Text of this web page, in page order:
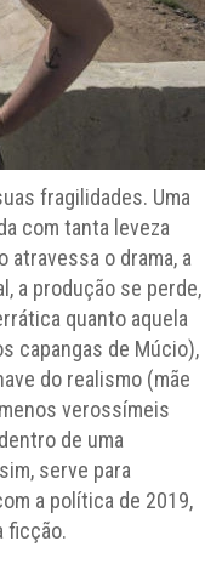
fragilidades. Uma
com tanta leveza
atravessa o drama, a
a produção se perde,
quanto aquela
capangas de Múcio),
do realismo (mãe
verossímeis
de uma
serve para
a política de 2019,
ficção.